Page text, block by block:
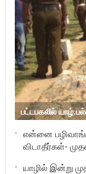
பட்டபகலில்
என்னை
விடாதீர்கள்-
யாழில் இன்று